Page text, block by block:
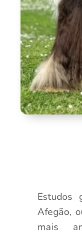
Estudos
Afegão,
mais